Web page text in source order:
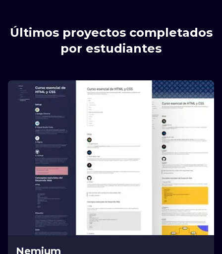
Últimos proyectos completados
por estudiantes
Nemium